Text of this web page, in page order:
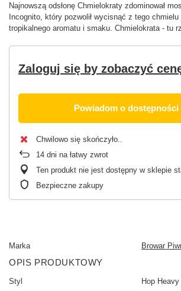
Najnowszą odsłonę Chmielokraty zdominował
Incognito, który pozwolił wycisnąć z tego
tropikalnego aromatu i smaku. Chmielokrata - tu
Zaloguj się by zobaczyć
Powiadom o dostępności
Chwilowo się skończyło.
14 dni na łatwy zwrot
Ten produkt nie jest dostępny w sklepie
Bezpieczne zakupy
Marka Browar
OPIS PRODUKTOWY
Styl
Hop Heavy